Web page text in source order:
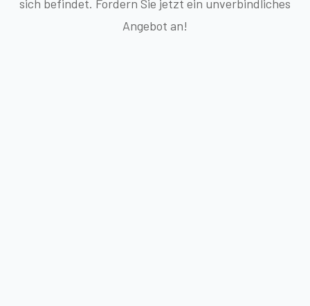
sich befindet. Fordern Sie jetzt ein unverbindliches
Angebot an!